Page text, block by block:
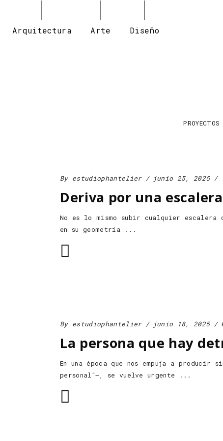
Arquitectura Arte Diseño
PROYECTOS
By estudiophantelier junio 25, 2025
Deriva por una escalera
No es lo mismo subir cualquier
en su geometría
By estudiophantelier junio 18, 2025
La persona que hay
En una época que nos empuja a
personal"—, se vuelve urgente